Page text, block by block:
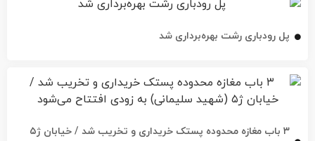
پل رودباری رشت بهره‌برداری شد
۳ باب مغازه محدوده پستک خریداری و تخریب شد / خیابان ژ۵